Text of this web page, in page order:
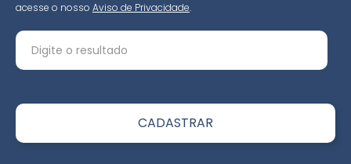
acesse o nosso Aviso de Privacidade.